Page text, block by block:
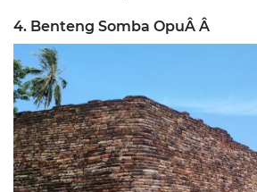
4. Benteng Somba OpuÂ Â